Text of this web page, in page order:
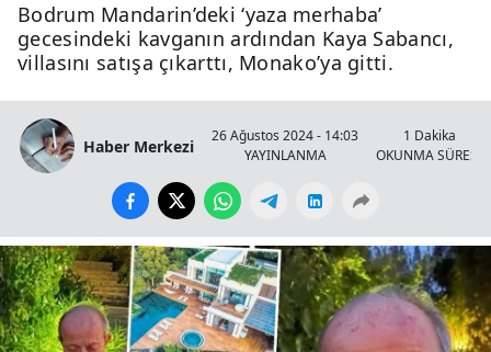
Bodrum Mandarin’deki ‘yaza merhaba’
gecesindeki kavganın ardından Kaya Sabancı,
villasını satışa çıkarttı, Monako’ya gitti.
Haber Merkezi
26 Ağustos 2024 - 14:03
YAYINLANMA
1 Dakika
OKUNMA SÜRESİ